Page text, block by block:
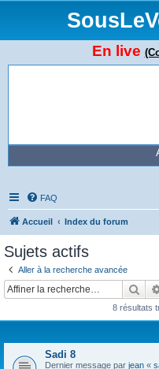
En live
FAQ
Accueil Index du forum
Sujets actifs
Aller à la recherche avancée
8 résultats
Sadi 8
Dernier message par jean «